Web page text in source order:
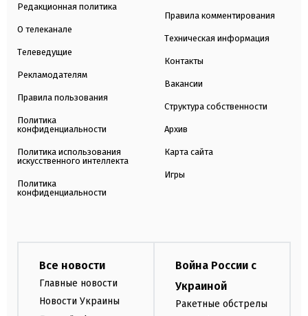
Редакционная политика
О телеканале
Телеведущие
Рекламодателям
Правила пользования
Политика
конфиденциальности
Политика использования
искусственного интеллекта
Политика
конфиденциальности
Правила комментирования
Техническая информация
Контакты
Вакансии
Структура собственности
Архив
Карта сайта
Игры
Все новости
Главные новости
Новости Украины
Война России с
Украиной
Ракетные обстрелы